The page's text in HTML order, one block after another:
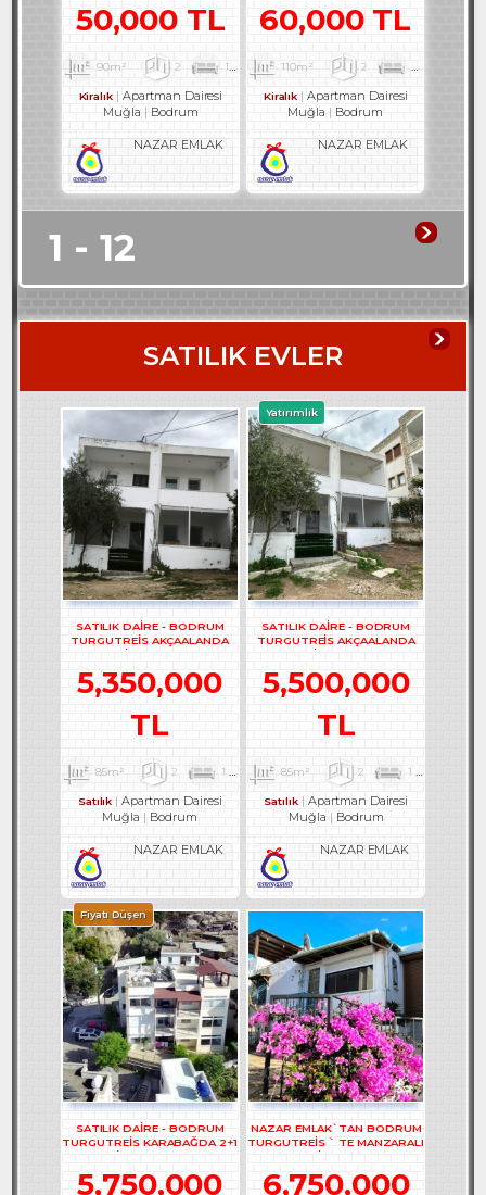
50,000 TL
90m² 2 1 2
Kiralık
Apartman Dairesi
Muğla
Bodrum
NAZAR EMLAK
60,000 TL
110m² 2
Kiralık
Apartman Dairesi
Muğla
Bodrum
NAZAR EMLAK
1 - 12
SATILIK EVLER
SATILIK DAİRE - BODRUM
TURGUTREİS AKÇAALANDA
5,350,000
TL
85m² 2 1 1
Satılık
Apartman Dairesi
Muğla
Bodrum
NAZAR EMLAK
Yatırımlık
SATILIK DAİRE - BODRUM
TURGUTREİS AKÇAALANDA
5,500,000
TL
85m² 2 1
Satılık
Apartman Dairesi
Muğla
Bodrum
NAZAR EMLAK
Fiyatı Düşen
SATILIK DAİRE - BODRUM
TURGUTREİS KARABAĞDA 2+1
DAİRE - REF- 3167
5,750,000
NAZAR EMLAK`TAN BODRUM
TURGUTREİS ` TE MANZARALI
2+1 DAİRE REF-2749
6,750,000